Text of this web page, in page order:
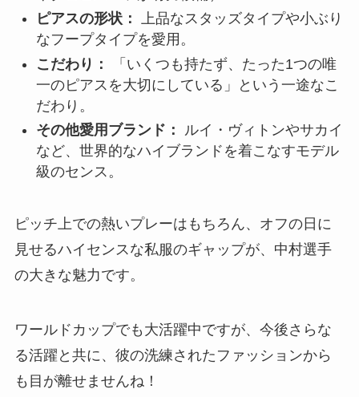
ピアスの形状： 上品なスタッズタイプや小ぶり
なフープタイプを愛用。
こだわり：
「いくつも持たず、たった1つの唯
一のピアスを大切にしている」という一途なこ
だわり。
その他愛用ブランド：
ルイ・ヴィトンやサカイ
など、世界的なハイブランドを着こなすモデル
級のセンス。
ピッチ上での熱いプレーはもちろん、オフの日に
見せるハイセンスな私服のギャップが、中村選手
の大きな魅力です。
ワールドカップでも大活躍中ですが、今後さらな
る活躍と共に、彼の洗練されたファッションから
も目が離せませんね！